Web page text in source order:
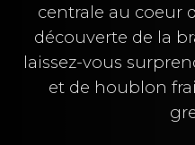
centrale au coeur
découverte de la
laissez-vous
et de houblon